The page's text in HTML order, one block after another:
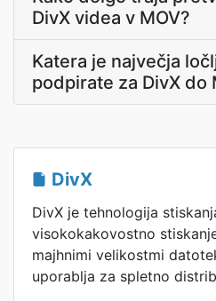
DivX videa v MOV?
Katera je največja
podpirate za DivX do
DivX
DivX je tehnologija
visokokakovostno
majhnimi velikostmi
uporablja za spletno